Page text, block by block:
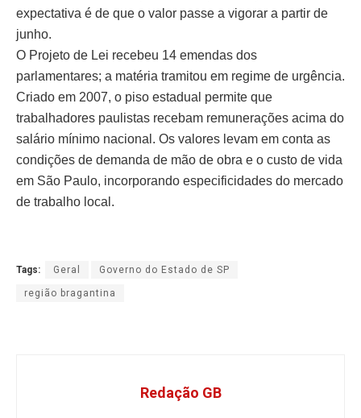
expectativa é de que o valor passe a vigorar a partir de
junho.
O Projeto de Lei recebeu 14 emendas dos
parlamentares; a matéria tramitou em regime de urgência.
Criado em 2007, o piso estadual permite que
trabalhadores paulistas recebam remunerações acima do
salário mínimo nacional. Os valores levam em conta as
condições de demanda de mão de obra e o custo de vida
em São Paulo, incorporando especificidades do mercado
de trabalho local.
Tags: Geral Governo do Estado de SP
região bragantina
Redação GB